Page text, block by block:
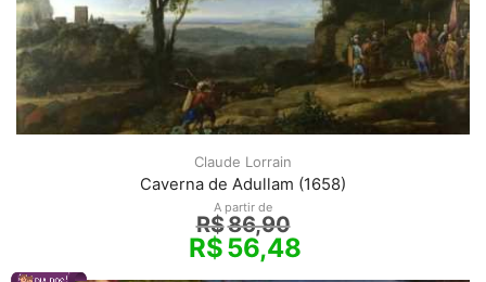
Claude Lorrain
Caverna de Adullam (1658)
A partir de
R$86,90
R$56,48